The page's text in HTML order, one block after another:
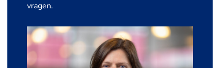
vragen.